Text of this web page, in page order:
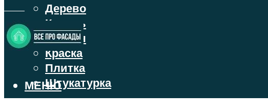
Дерево
Камень
Кирпич
Краска
Плитка
Штукатурка
ВЕНТИЛИРУЕМЫЕ ФАСАДЫ
МЕНЮ